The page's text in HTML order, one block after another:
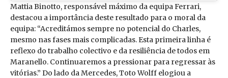
Mattia Binotto, responsável máximo da equipa Ferrari,
destacou a importância deste resultado para o moral da
equipa: “Acreditámos sempre no potencial do Charles,
mesmo nas fases mais complicadas. Esta primeira linha é
reflexo do trabalho colectivo e da resiliência de todos em
Maranello. Continuaremos a pressionar para regressar às
vitórias.” Do lado da Mercedes, Toto Wolff elogiou a